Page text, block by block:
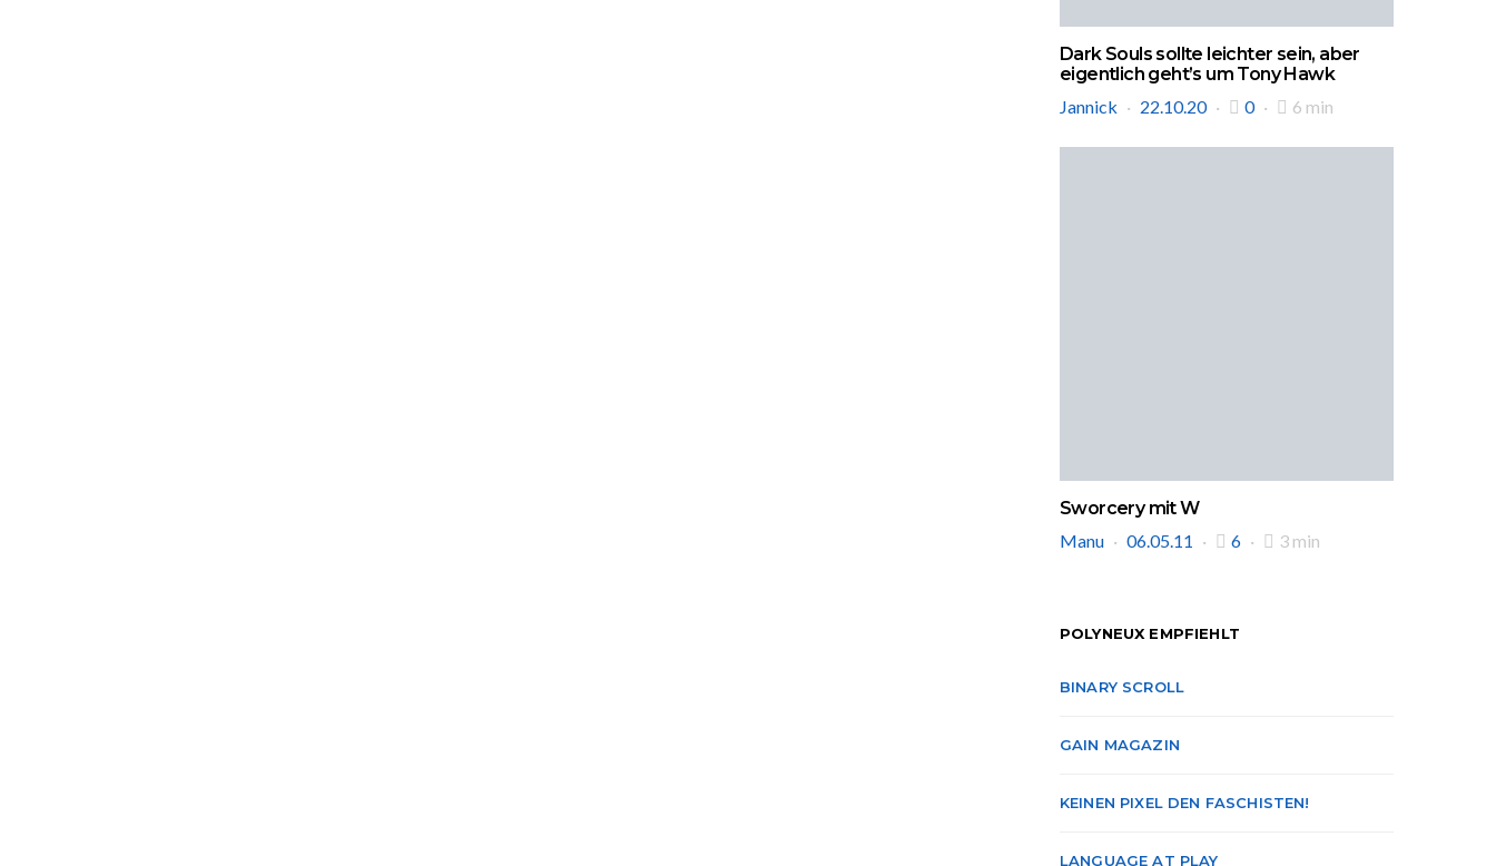
Dark Souls sollte leichter sein, aber
eigentlich geht’s um Tony Hawk
Jannick
22.10.20 0 6 min
Sworcery mit W
Manu
06.05.11 6 3 min
POLYNEUX EMPFIEHLT
BINARY SCROLL
GAIN MAGAZIN
KEINEN PIXEL DEN FASCHISTEN!
LANGUAGE AT PLAY